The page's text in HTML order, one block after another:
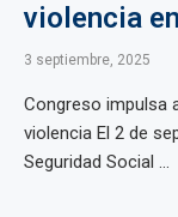
violencia
3 septiembre, 2025
Congreso impulsa
violencia El 2 de
Seguridad Social ...